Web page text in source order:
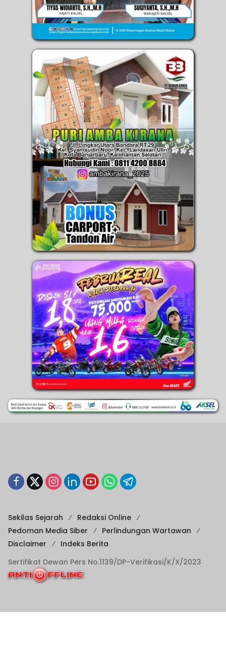
Sekilas Sejarah
Redaksi Online
Pedoman Media Siber
Perlindungan Wartawan
Disclaimer
Indeks Berita
Sertifikat Dewan Pers No.1139/DP-Verifikasi/K/X/2023